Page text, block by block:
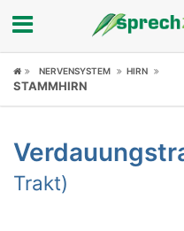
Fokus
Symptome
NERVENSYSTEM HIRN
STAMMHIRN
Trakt)